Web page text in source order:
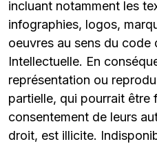
incluant notamment les
infographies, logos,
oeuvres au sens du code
Intellectuelle. En
représentation ou
partielle, qui pourrait être
consentement de leurs
droit, est illicite.